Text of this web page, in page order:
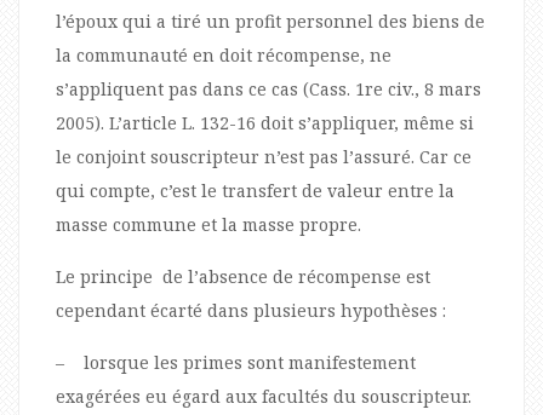
l’époux qui a tiré un profit personnel des biens de
la communauté en doit récompense, ne
s’appliquent pas dans ce cas (Cass. 1re civ., 8 mars
2005). L’article L. 132-16 doit s’appliquer, même si
le conjoint souscripteur n’est pas l’assuré. Car ce
qui compte, c’est le transfert de valeur entre la
masse commune et la masse propre.
Le principe de l’absence de récompense est
cependant écarté dans plusieurs hypothèses :
– lorsque les primes sont manifestement
exagérées eu égard aux facultés du souscripteur.